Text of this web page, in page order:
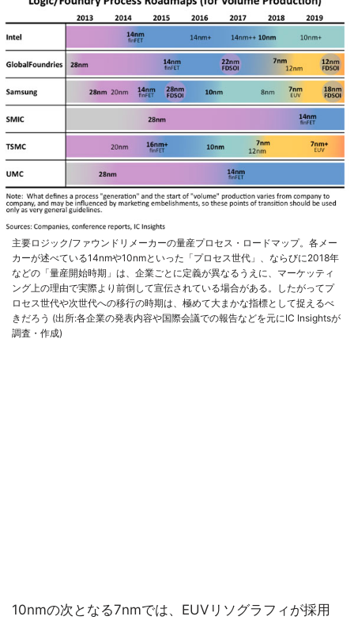
主要ロジック/ファウンドリメーカーの量産プロセス・ロードマップ。各メー
カーが述べている14nmや10nmといった「プロセス世代」、ならびに2018年
などの「量産開始時期」は、企業ごとに定義が異なるうえに、マーケッティ
ング上の理由で実際より前倒して宣伝されている場合がある。したがってプ
ロセス世代や次世代への移行の時期は、極めて大まかな指標として捉えるべ
きだろう (出所:各企業の発表内容や国際会議での報告などを元にIC Insightsが
調査・作成)
10nmの次となる7nmでは、EUVリソグラフィが採用